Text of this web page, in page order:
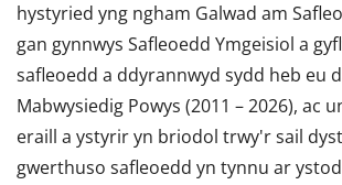
hystyried yng ngham Galwad am
gan gynnwys Safleoedd Ymgeisiol a
safleoedd a ddyrannwyd sydd heb eu
Mabwysiedig Powys (2011 – 2026), ac
eraill a ystyrir yn briodol trwy'r sail
gwerthuso safleoedd yn tynnu ar